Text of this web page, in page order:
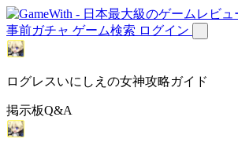
事前ガチャ ゲーム検索 ログイン
ログレスいにしえの女神攻略ガイド
掲示板Q&A